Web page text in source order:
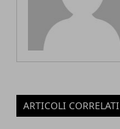
ARTICOLI CORRELATI